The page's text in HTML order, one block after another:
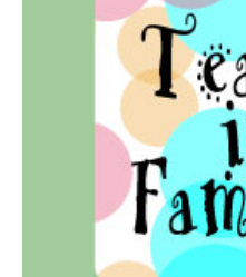
Teatro
Teatro In Famiglia è una
per far condividere e